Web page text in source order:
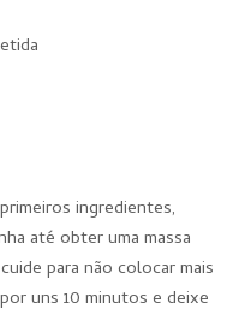
ingredientes,
até obter uma massa
para não colocar mais
uns 10 minutos e deixe